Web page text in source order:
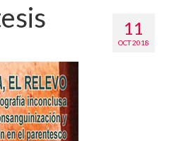
11
OCT 2018